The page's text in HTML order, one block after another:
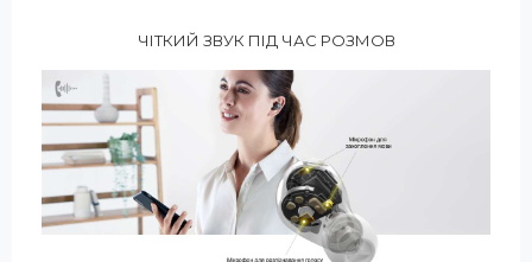
ЧІТКИЙ ЗВУК ПІД ЧАС РОЗМОВ